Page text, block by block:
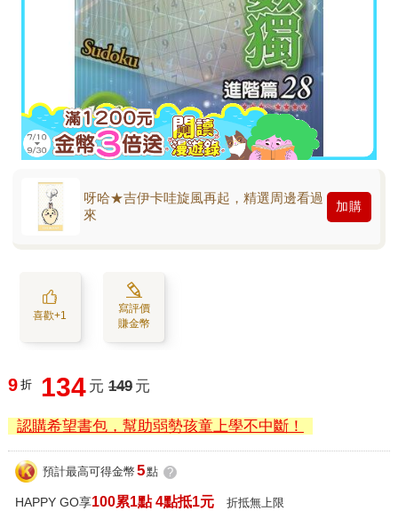
呀哈★吉伊卡哇旋風再起，精選周邊看過
來
加購
喜歡+1
寫評價
賺金幣
9 折 134 元 149 元
認購希望書包，幫助弱勢孩童上學不中斷！
預計最高可得金幣 5點 ?
HAPPY GO享100累1點 4點抵1元 折抵無上限